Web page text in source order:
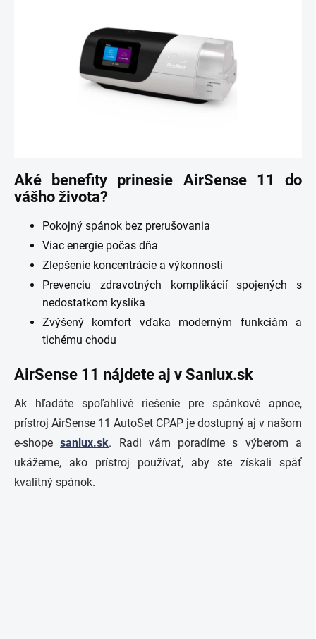
Aké benefity prinesie AirSense 11 do
vášho života?
Pokojný spánok bez prerušovania
Viac energie počas dňa
Zlepšenie koncentrácie a výkonnosti
Prevenciu zdravotných komplikácií spojených s
nedostatkom kyslíka
Zvýšený komfort vďaka moderným funkciám a
tichému chodu
AirSense 11 nájdete aj v Sanlux.sk
Ak hľadáte spoľahlivé riešenie pre spánkové apnoe,
prístroj AirSense 11 AutoSet CPAP je dostupný aj v našom
e-shopesanlux.sk. Radi vám poradíme s výberom a
ukážeme, ako prístroj používať, aby ste získali späť
kvalitný spánok.